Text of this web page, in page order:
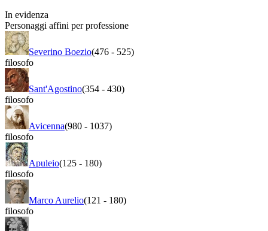
In evidenza
Personaggi affini per professione
Severino Boezio(476 - 525)
filosofo
Sant'Agostino(354 - 430)
filosofo
Avicenna(980 - 1037)
filosofo
Apuleio(125 - 180)
filosofo
Marco Aurelio(121 - 180)
filosofo